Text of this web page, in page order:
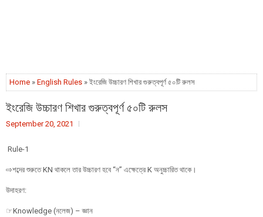
Home » English Rules » ইংরেজি উচ্চারণ শিখার গুরুত্বপূর্ণ ৫০টি রুলস
ইংরেজি উচ্চারণ শিখার গুরুত্বপূর্ণ ৫০টি রুলস
September 20, 2021
Rule-1
⇨শব্দের শুরুতে KN থাকলে তার উচ্চারণ হবে “ন” এক্ষেত্রে K অনুচ্চারিত থাকে।
উদাহরণ:
☞Knowledge (নলেজ) – জ্ঞান